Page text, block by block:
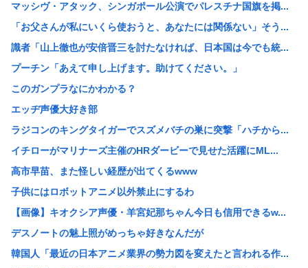
【画像】ツレがこんなラスボスみたいな痛服で街歩くって聞か...
「蒼穹のファフナー」とかいうロボットアニメ
【画像】こういうブラに乳首ひっかけてる女の子ｗｗｗ
【画像】まんさん「貧乳だから男水着で市民プールいったら周...
【朗報】誤って脳幹を摘出された女性､重篤な植物状態だが､...
X、収益化が9/7に終わるwww
VTuberさん、祖母の「家族だけの一日葬」をした結果ｗ...
【悲報】休日BBQ上司さん「ワイくん！焼肉のタレ買ってき...
【衝撃】ハンターハンターの新能力「ムテキング」、ガチで最...
【悲報】ハンターハンターの新能力「ムテキング」、ガチで最...
【悲報】理系女子「ガンダムってさぁ、頭の“バルカン”意味...
【悲報】吉岡里帆、アドリブで俳優の手を取りおっぱいに押し...
【クレーマー】「研いでもらったら刃が1mm小さくなった」...
マッシヴ・アタック、シンガポール公演でパレスチナ国旗を掲...
「お父さんが私にいくら使おうと、あなたには関係ない」そう...
識者「山上徹也が安倍晋三を討たなければ、日本国は今でも統...
プーチン「あえて申し上げます。助けてください。」
このガンプラなにかわかる？
エッヂ声優大好き部
ラジコンのキングタイガーでスズメバチの巣に突撃「ハチから...
イチローがマリナーズ主催のHRダービーで見せた活躍にML...
高市早苗、また怪しい経歴が出てくるwww
子供にはロボットアニメ以外禁止にするわ
【画像】キオクシア声優・羊宮妃那ちゃん今日も信用できるw...
デスノートの魅上照がめっちゃ好きなんだが
韓国人「最近の日本アニメ業界の勢力図を変えたと言われる作...